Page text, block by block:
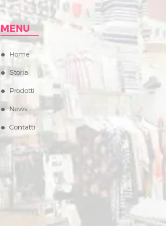
MENU
Home
Storia
Prodotti
News
Contatti